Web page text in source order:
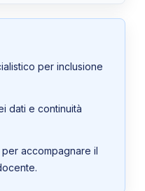
per inclusione
dati e continuità
accompagnare il